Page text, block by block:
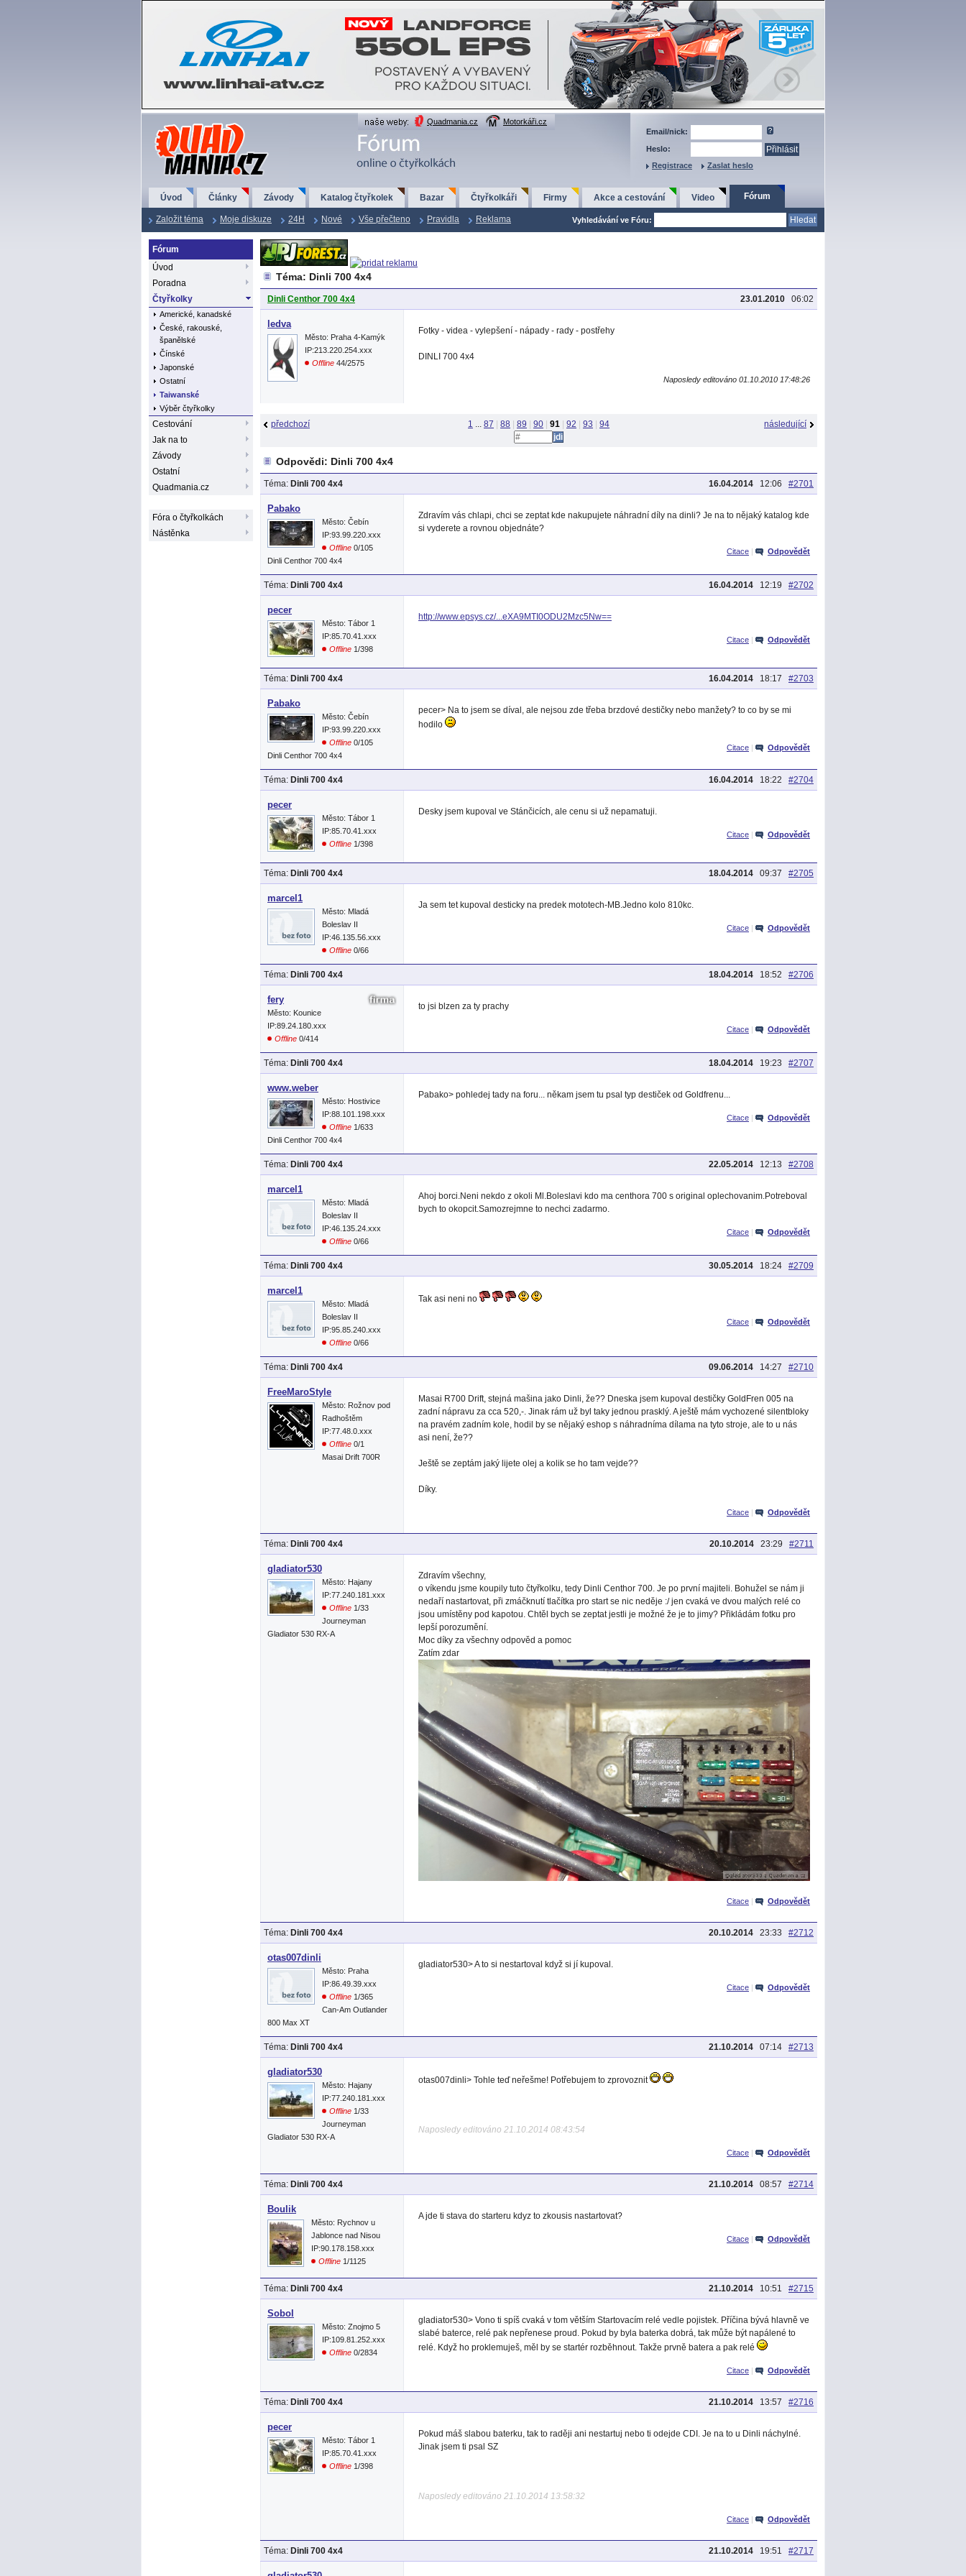
QuadMania.cz Quadmania.cz
Motorkáři.cz
Email/nick:
Heslo:
Registrace
Zaslat heslo
Úvod Články Závody Katalog čtyřkolek Bazar Čtyřkolkáři Firmy Akce a cestování Video Fórum
Založit téma Moje diskuze 24H Nové Vše přečteno Pravidla Reklama Vyhledávání ve Fóru:
Fórum
Úvod
Poradna
Čtyřkolky
Americké, kanadské
České, rakouské,
španělské
Čínské
Japonské
Ostatní
Taiwanské
Výběr čtyřkolky
Cestování
Jak na to
Závody
Ostatní
Quadmania.cz
Fóra o čtyřkolkách
Nástěnka
Téma: Dinli 700 4x4
23.01.2010 06:02
Dinli Centhor 700 4x4
ledva
Město: Praha 4-Kamýk
IP:213.220.254.xxx
Offline 44/2575
Fotky - videa - vylepšení - nápady - rady - postřehy
DINLI 700 4x4
Naposledy editováno 01.10.2010 17:48:26
předchozí následující
1 ... 87 88 89 90 91 92 93 94
Odpovědi: Dinli 700 4x4
16.04.2014 12:06 #2701
Téma: Dinli 700 4x4
Pabako
Město: Čebín
IP:93.99.220.xxx
Offline 0/105
Dinli Centhor 700 4x4
Zdravím vás chlapi, chci se zeptat kde nakupujete náhradní díly na dinli? Je na to nějaký katalog kde
si vyderete a rovnou objednáte?
Citace | Odpovědět
16.04.2014 12:19 #2702
Téma: Dinli 700 4x4
pecer
Město: Tábor 1
IP:85.70.41.xxx
Offline 1/398
http://www.epsys.cz/...eXA9MTI0ODU2Mzc5Nw==
Citace | Odpovědět
16.04.2014 18:17 #2703
Téma: Dinli 700 4x4
Pabako
Město: Čebín
IP:93.99.220.xxx
Offline 0/105
Dinli Centhor 700 4x4
pecer> Na to jsem se díval, ale nejsou zde třeba brzdové destičky nebo manžety? to co by se mi
hodilo
Citace | Odpovědět
16.04.2014 18:22 #2704
Téma: Dinli 700 4x4
pecer
Město: Tábor 1
IP:85.70.41.xxx
Offline 1/398
Desky jsem kupoval ve Stánčicích, ale cenu si už nepamatuji.
Citace | Odpovědět
18.04.2014 09:37 #2705
Téma: Dinli 700 4x4
marcel1
Město: Mladá
Boleslav II
IP:46.135.56.xxx
Offline 0/66
Ja sem tet kupoval desticky na predek mototech-MB.Jedno kolo 810kc.
Citace | Odpovědět
18.04.2014 18:52 #2706
Téma: Dinli 700 4x4
fery
Město: Kounice
IP:89.24.180.xxx
Offline 0/414
to jsi blzen za ty prachy
Citace | Odpovědět
18.04.2014 19:23 #2707
Téma: Dinli 700 4x4
www.weber
Město: Hostivice
IP:88.101.198.xxx
Offline 1/633
Dinli Centhor 700 4x4
Pabako> pohledej tady na foru... někam jsem tu psal typ destiček od Goldfrenu...
Citace | Odpovědět
22.05.2014 12:13 #2708
Téma: Dinli 700 4x4
marcel1
Město: Mladá
Boleslav II
IP:46.135.24.xxx
Offline 0/66
Ahoj borci.Neni nekdo z okoli Ml.Boleslavi kdo ma centhora 700 s original oplechovanim.Potreboval
bych to okopcit.Samozrejmne to nechci zadarmo.
Citace | Odpovědět
30.05.2014 18:24 #2709
Téma: Dinli 700 4x4
marcel1
Město: Mladá
Boleslav II
IP:95.85.240.xxx
Offline 0/66
Tak asi neni no
Citace | Odpovědět
09.06.2014 14:27 #2710
Téma: Dinli 700 4x4
FreeMaroStyle
Město: Rožnov pod
Radhoštěm
IP:77.48.0.xxx
Offline 0/1
Masai Drift 700R
Masai R700 Drift, stejná mašina jako Dinli, že?? Dneska jsem kupoval destičky GoldFren 005 na
zadní nápravu za cca 520,-. Jinak rám už byl taky jednou prasklý. A ještě mám vychozené silentbloky
na pravém zadním kole, hodil by se nějaký eshop s náhradníma dílama na tyto stroje, ale to u nás
asi není, že??
Ještě se zeptám jaký lijete olej a kolik se ho tam vejde??
Díky.
Citace | Odpovědět
20.10.2014 23:29 #2711
Téma: Dinli 700 4x4
gladiator530
Město: Hajany
IP:77.240.181.xxx
Offline 1/33
Journeyman
Gladiator 530 RX-A
Zdravím všechny,
o víkendu jsme koupily tuto čtyřkolku, tedy Dinli Centhor 700. Je po první majiteli. Bohužel se nám ji
nedaří nastartovat, při zmáčknutí tlačítka pro start se nic neděje :/ jen cvaká ve dvou malých relé co
jsou umístěny pod kapotou. Chtěl bych se zeptat jestli je možné že je to jimy? Přikládám fotku pro
lepší porozumění.
Moc díky za všechny odpověd a pomoc
Zatím zdar
Citace | Odpovědět
20.10.2014 23:33 #2712
Téma: Dinli 700 4x4
otas007dinli
Město: Praha
IP:86.49.39.xxx
Offline 1/365
Can-Am Outlander
800 Max XT
gladiator530> A to si nestartoval když si jí kupoval.
Citace | Odpovědět
21.10.2014 07:14 #2713
Téma: Dinli 700 4x4
gladiator530
Město: Hajany
IP:77.240.181.xxx
Offline 1/33
Journeyman
Gladiator 530 RX-A
otas007dinli> Tohle teď neřešme! Potřebujem to zprovoznit
Naposledy editováno 21.10.2014 08:43:54
Citace | Odpovědět
21.10.2014 08:57 #2714
Téma: Dinli 700 4x4
Boulik
Město: Rychnov u
Jablonce nad Nisou
IP:90.178.158.xxx
Offline 1/1125
A jde ti stava do starteru kdyz to zkousis nastartovat?
Citace | Odpovědět
21.10.2014 10:51 #2715
Téma: Dinli 700 4x4
Sobol
Město: Znojmo 5
IP:109.81.252.xxx
Offline 0/2834
gladiator530> Vono ti spíš cvaká v tom větším Startovacím relé vedle pojistek. Příčina bývá hlavně ve
slabé baterce, relé pak nepřenese proud. Pokud by byla baterka dobrá, tak může být napálené to
relé. Když ho proklemuješ, měl by se startér rozběhnout. Takže prvně batera a pak relé
Citace | Odpovědět
21.10.2014 13:57 #2716
Téma: Dinli 700 4x4
pecer
Město: Tábor 1
IP:85.70.41.xxx
Offline 1/398
Pokud máš slabou baterku, tak to raději ani nestartuj nebo ti odejde CDI. Je na to u Dinli náchylné.
Jinak jsem ti psal SZ
Naposledy editováno 21.10.2014 13:58:32
Citace | Odpovědět
21.10.2014 19:51 #2717
Téma: Dinli 700 4x4